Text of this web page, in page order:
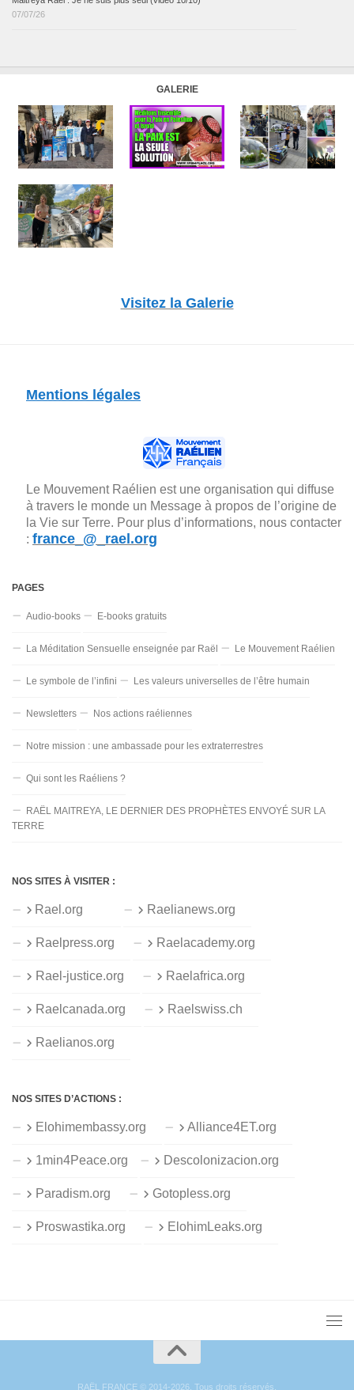
07/07/26
GALERIE
Visitez la Galerie
Mentions légales
Le Mouvement Raélien est une organisation qui diffuse
à travers le monde un Message à propos de l’origine de
la Vie sur Terre. Pour plus d’informations, nous contacter
: france_@_rael.org
PAGES
Audio-books E-books gratuits
La Méditation Sensuelle enseignée par Raël Le Mouvement Raélien
Le symbole de l’infini Les valeurs universelles de l’être humain
Newsletters Nos actions raéliennes
Notre mission : une ambassade pour les extraterrestres
Qui sont les Raéliens ?
RAËL MAITREYA, LE DERNIER DES PROPHÈTES ENVOYÉ SUR LA
TERRE
NOS SITES À VISITER :
Rael.org Raelianews.org
Raelpress.org Raelacademy.org
Rael-justice.org Raelafrica.org
Raelcanada.org Raelswiss.ch
Raelianos.org
NOS SITES D’ACTIONS :
Elohimembassy.org Alliance4ET.org
1min4Peace.org Descolonizacion.org
Paradism.org Gotopless.org
Proswastika.org ElohimLeaks.org
RAËL FRANCE © 2014-2026. Tous droits réservés.